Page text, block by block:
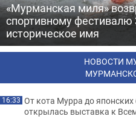
«Мурманская миля»
спортивному фестивалю
историческое имя
НОВОСТИ
16:33 От кота Мурра до
открылась выставка к